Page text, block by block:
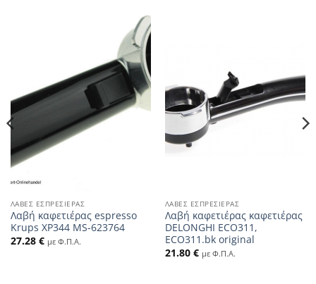
ΛΑΒΈΣ ΕΣΠΡΕΣΙΈΡΑΣ
Λαβή καφετιέρας espresso
Krups XP344 MS-623764
27.28 € με Φ.Π.Α.
ΛΑΒΈΣ ΕΣΠΡΕΣΙΈΡΑΣ
Λαβή καφετιέρας καφετιέρας
DELONGHI ECO311,
ECO311.bk original
21.80 € με Φ.Π.Α.